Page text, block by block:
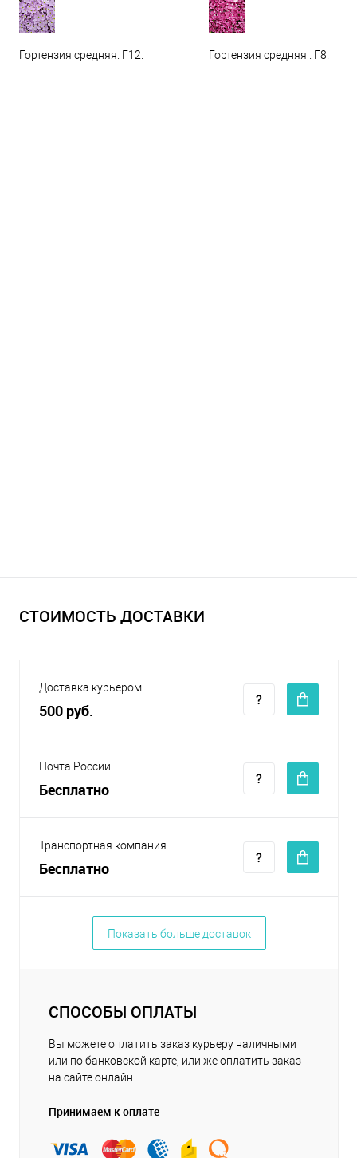
Гортензия средняя. Г12. Гортензия средняя . Г8.
СТОИМОСТЬ ДОСТАВКИ
Доставка курьером
500 руб.
Почта России
Бесплатно
Транспортная компания
Бесплатно
Показать больше доставок
СПОСОБЫ ОПЛАТЫ
Вы можете оплатить заказ курьеру наличными
или по банковской карте, или же оплатить заказ
на сайте онлайн.
Принимаем к оплате